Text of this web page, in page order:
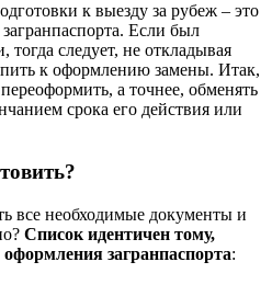
к выезду за рубеж – это
Если был
тогда следует, не откладывая
к оформлению замены. Итак,
а точнее, обменять
срока его действия или
все необходимые документы и
Список идентичен тому,
загранпаспорта: